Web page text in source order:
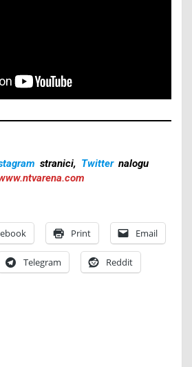
stranici, Twitter nalogu
Print Email
Telegram Reddit